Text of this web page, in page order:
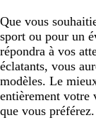
Que vous
sport ou pour un
répondra à vos
éclatants, vous
modèles. Le
entièrement votre
que vous préférez.